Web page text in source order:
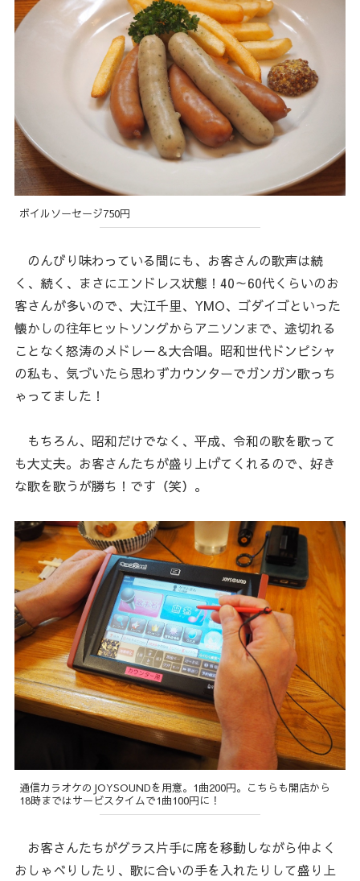
ボイルソーセージ750円
のんびり味わっている間にも、お客さんの歌声は続
く、続く、まさにエンドレス状態！40～60代くらいのお
客さんが多いので、大江千里、YMO、ゴダイゴといった
懐かしの往年ヒットソングからアニソンまで、途切れる
ことなく怒涛のメドレー＆大合唱。昭和世代ドンピシャ
の私も、気づいたら思わずカウンターでガンガン歌っち
ゃってました！
もちろん、昭和だけでなく、平成、令和の歌を歌って
も大丈夫。お客さんたちが盛り上げてくれるので、好き
な歌を歌うが勝ち！です（笑）。
通信カラオケのJOYSOUNDを用意。1曲200円。こちらも開店から
18時まではサービスタイムで1曲100円に！
お客さんたちがグラス片手に席を移動しながら仲よく
おしゃべりしたり、歌に合いの手を入れたりして盛り上